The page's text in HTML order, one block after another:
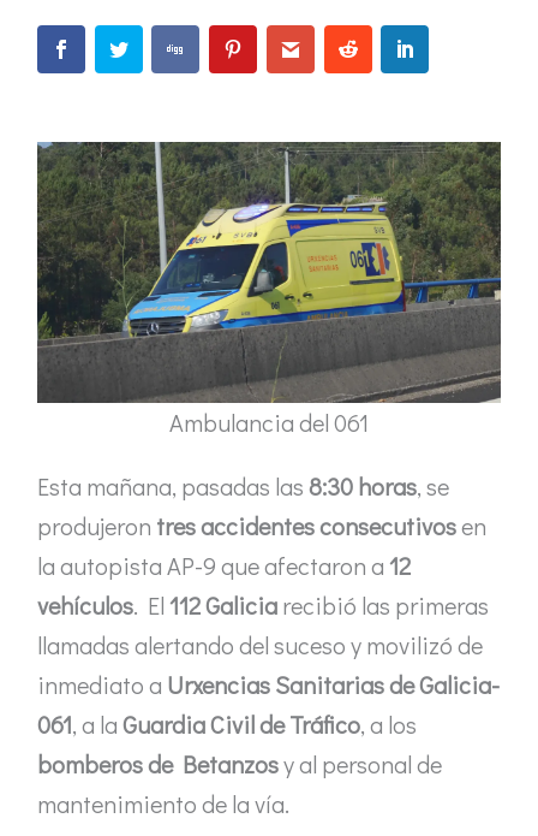
Ambulancia del 061
Esta mañana, pasadas las8:30 horas, se
produjeron tres accidentes consecutivosen
la autopista AP-9 que afectaron a12
vehículos. El112 Galiciarecibió las primeras
llamadas alertando del suceso y movilizó de
inmediato a Urxencias Sanitarias de Galicia-
061, a laGuardia Civil de Tráfico, a los
bomberos de Betanzosy al personal de
mantenimiento de la vía.